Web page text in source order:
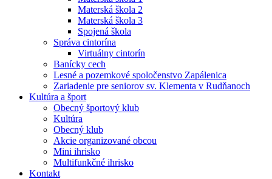
Materská škola 2
Materská škola 3
Spojená škola
Správa cintorína
Virtuálny cintorín
Banícky cech
Lesné a pozemkové spoločenstvo Zapálenica
Zariadenie pre seniorov sv. Klementa v Rudňanoch
Kultúra a šport
Obecný športový klub
Kultúra
Obecný klub
Akcie organizované obcou
Mini ihrisko
Multifunkčné ihrisko
Kontakt